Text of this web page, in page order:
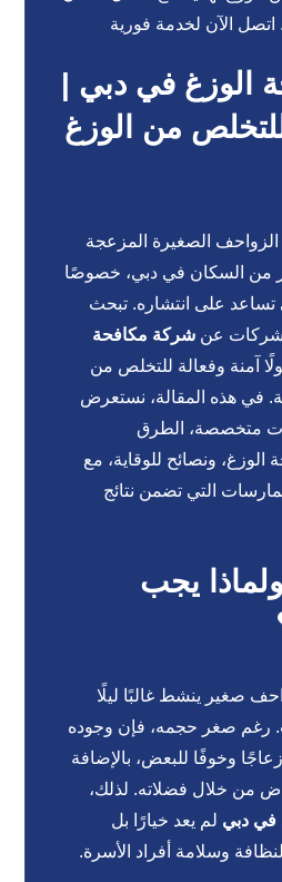
الآن لخدمة فورية
الوزغ في دبي |
من الوزغ
الصغيرة المزعجة
من السكان في دبي، خصوصًا
تساعد على انتشاره. تبحث
عنشركة مكافحة
آمنة وفعالة للتخلص من
في هذه المقالة، نستعرض
متخصصة، الطرق
ونصائح للوقاية، مع
التي تضمن نتائج
يجب
صغير ينشط غالبًا ليلًا
رغم صغر حجمه، فإن وجوده
وخوفًا للبعض، بالإضافة
من خلال فضلاته. لذلك،
في دبي لم يعد خيارًا بل
وسلامة أفراد الأسرة.